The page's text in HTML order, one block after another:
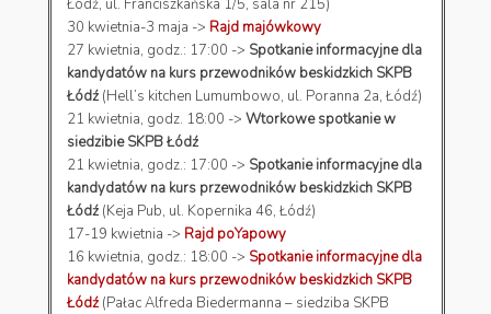
Łódź, ul. Franciszkańska 1/5, sala nr 215)
30 kwietnia-3 maja -> Rajd majówkowy
27 kwietnia, godz.: 17:00 -> Spotkanie informacyjne dla
kandydatów na kurs przewodników beskidzkich SKPB
Łódź (Hell’s kitchen Lumumbowo, ul. Poranna 2a, Łódź)
21 kwietnia, godz. 18:00 ->Wtorkowe spotkanie w
siedzibie SKPB Łódź
21 kwietnia, godz.: 17:00 -> Spotkanie informacyjne dla
kandydatów na kurs przewodników beskidzkich SKPB
Łódź (Keja Pub, ul. Kopernika 46, Łódź)
17-19 kwietnia -> Rajd poYapowy
16 kwietnia, godz.: 18:00 -> Spotkanie informacyjne dla
kandydatów na kurs przewodników beskidzkich SKPB
Łódź (Pałac Alfreda Biedermanna – siedziba SKPB